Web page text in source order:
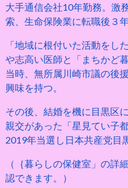
大手通信会社10年勤務。激
索、生命保険業に転職後３年
「地域に根付いた活動をし
や志高い医師と「まちかど
当時、無所属川崎市議の後
興味を持つ。
その後、結婚を機に目黒区
親交があった「星見てい子
2019年当選し日本共産党目
（｛暮らしの保健室」の詳
認できます。）